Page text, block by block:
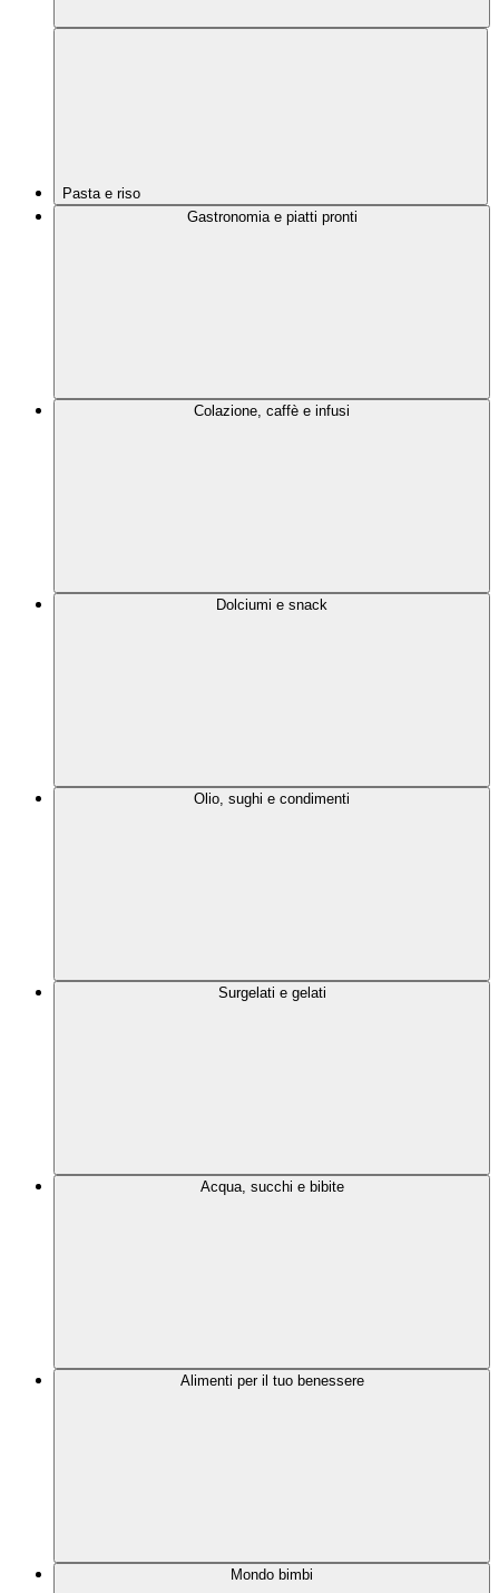
Pasta e riso
Gastronomia e piatti pronti
Colazione, caffè e infusi
Dolciumi e snack
Olio, sughi e condimenti
Surgelati e gelati
Acqua, succhi e bibite
Alimenti per il tuo benessere
Mondo bimbi